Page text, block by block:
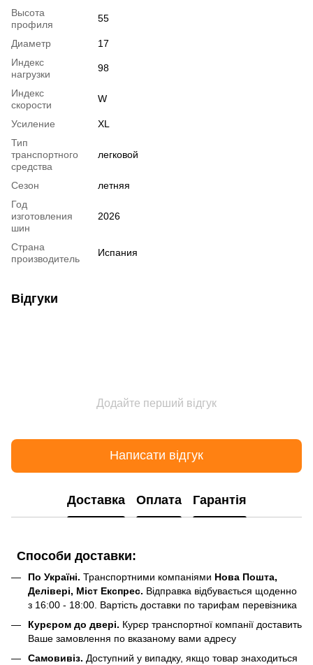
Высота
профиля
55
Диаметр
17
Индекс
нагрузки
98
Индекс
скорости
W
Усиление
XL
Тип
транспортного
средства
легковой
Сезон
летняя
Год
изготовления
шин
2026
Страна
производитель
Испания
Відгуки
Додайте перший відгук
Написати відгук
Доставка Оплата Гарантія
Способи доставки:
По Україні. Транспортними компаніями Нова Пошта,
Делівері, Міст Експрес. Відправка відбувається щоденно
з 16:00 - 18:00. Вартість доставки по тарифам перевізника
Курєром до двері. Курєр транспортної компанії доставить
Ваше замовлення по вказаному вами адресу
Самовивіз. Доступний у випадку, якщо товар знаходиться